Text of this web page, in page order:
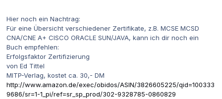
Hier noch ein Nachtrag:
Für eine Übersicht verschiedener Zertifikate, z.B. MCSE MCSD
CNA/CNE A+ CISCO ORACLE SUN/JAVA, kann ich dir noch ein
Buch empfehlen:
Erfolgsfaktor Zertifizierung
von Ed Tittel
MITP-Verlag, kostet ca. 30,- DM
http://www.amazon.de/exec/obidos/ASIN/3826605225/qid=100333
9686/sr=1-1_pi/ref=sr_sp_prod/302-9328785-0860829